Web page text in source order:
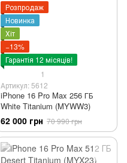
Розпродаж
Новинка
Хіт
−13%
Гарантія 12 місяців!
1
Артикул: 5612
iPhone 16 Pro Max 256 ГБ
White Titanium (MYWW3)
62 000 грн 70 990 грн